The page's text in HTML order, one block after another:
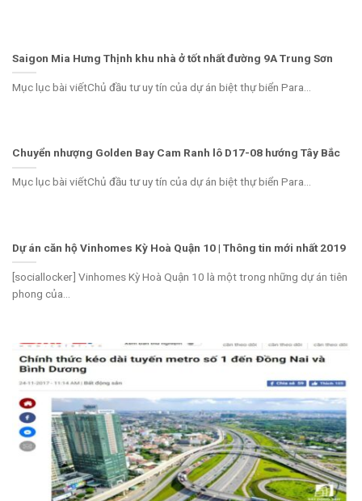
Saigon Mia Hưng Thịnh khu nhà ở tốt nhất đường 9A Trung Sơn
Mục lục bài viếtChủ đầu tư uy tín của dự án biệt thự biển Para...
Chuyển nhượng Golden Bay Cam Ranh lô D17-08 hướng Tây Bắc
Mục lục bài viếtChủ đầu tư uy tín của dự án biệt thự biển Para...
Dự án căn hộ Vinhomes Kỳ Hoà Quận 10 | Thông tin mới nhất 2019
[sociallocker] Vinhomes Kỳ Hoà Quận 10 là một trong những dự án tiên
phong của...